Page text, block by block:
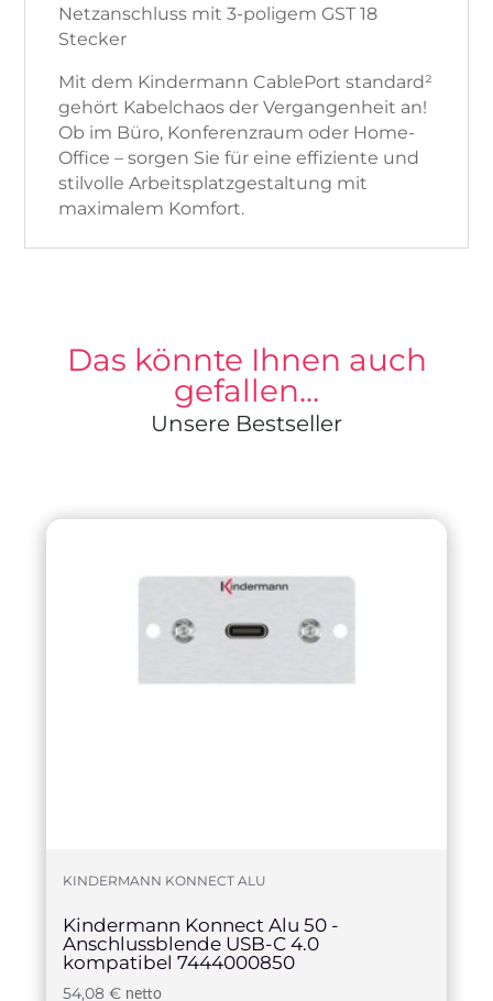
Netzanschluss mit 3-poligem GST 18
Stecker
Mit dem Kindermann CablePort standard²
gehört Kabelchaos der Vergangenheit an!
Ob im Büro, Konferenzraum oder Home-
Office – sorgen Sie für eine effiziente und
stilvolle Arbeitsplatzgestaltung mit
maximalem Komfort.
Das könnte Ihnen auch
gefallen…
Unsere Bestseller
KINDERMANN KONNECT ALU
Kindermann Konnect Alu 50 -
Anschlussblende USB-C 4.0
kompatibel 7444000850
54,08€ netto